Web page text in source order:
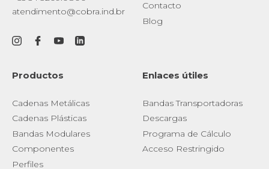
atendimento@cobra.ind.br
Contacto
Blog
Productos
Cadenas Metálicas
Cadenas Plásticas
Bandas Modulares
Componentes
Perfiles
Enlaces útiles
Bandas Transportadoras
Descargas
Programa de Cálculo
Acceso Restringido